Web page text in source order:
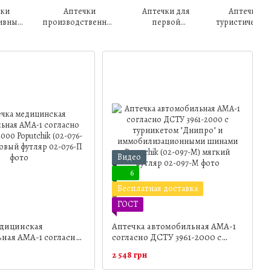
Аптечки
производственные
Аптечки для
первой
Аптечки
АМА-1 согласно
футляр
Видео
6
Бесплатная доставка
ГОСТ
Аптечка автомобильная АМА-1
согласно ДСТУ 3961-2000 с
иммобилизационными
2 548 грн